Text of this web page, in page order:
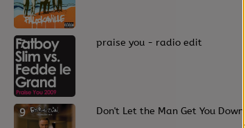
7 praise you - radio edit
9 Don't Let the Man Get You Down